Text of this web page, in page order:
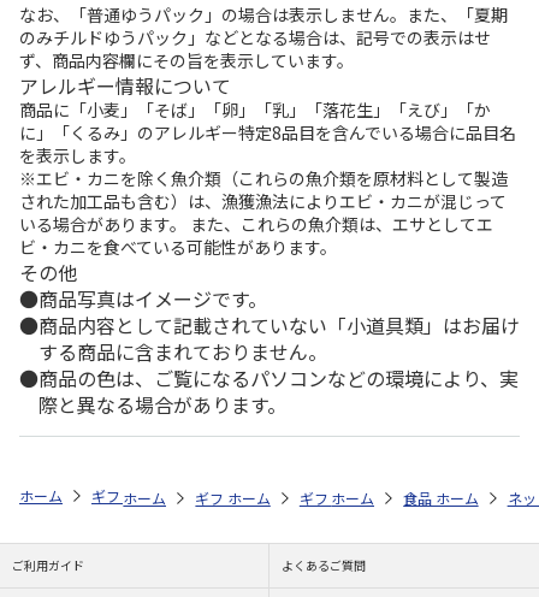
なお、「普通ゆうパック」の場合は表示しません。また、「夏期
のみチルドゆうパック」などとなる場合は、記号での表示はせ
ず、商品内容欄にその旨を表示しています。
アレルギー情報について
商品に「小麦」「そば」「卵」「乳」「落花生」「えび」「か
に」「くるみ」のアレルギー特定8品目を含んでいる場合に品目名
を表示します。
※エビ・カニを除く魚介類（これらの魚介類を原材料として製造
された加工品も含む）は、漁獲漁法によりエビ・カニが混じって
いる場合があります。 また、これらの魚介類は、エサとしてエ
ビ・カニを食べている可能性があります。
その他
商品写真はイメージです。
商品内容として記載されていない「小道具類」はお届け
する商品に含まれておりません。
商品の色は、ご覧になるパソコンなどの環境により、実
際と異なる場合があります。
ホーム ギフト通販 グルメギフト特集 カテゴリから探す ドリンク
ホーム ギフト通販 グルメギフト特集 シーン別おす
ホーム ギフト通販 グルメギフト特集
ホーム 食品・グルメストア
ホーム ネ
ご利用ガイド よくあるご質問